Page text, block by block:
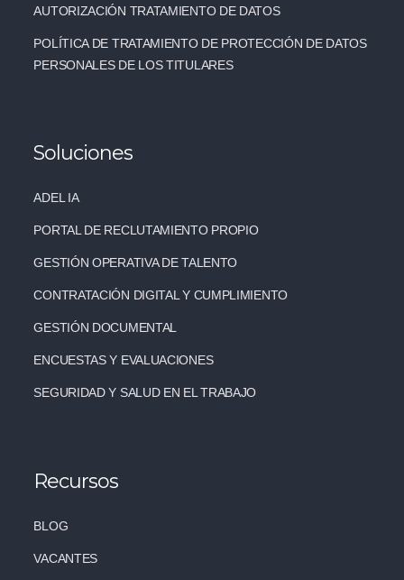
AUTORIZACIÓN TRATAMIENTO DE DATOS
POLÍTICA DE TRATAMIENTO DE PROTECCIÓN DE DATOS
PERSONALES DE LOS TITULARES
Soluciones
ADEL IA
PORTAL DE RECLUTAMIENTO PROPIO
GESTIÓN OPERATIVA DE TALENTO
CONTRATACIÓN DIGITAL Y CUMPLIMIENTO
GESTIÓN DOCUMENTAL
ENCUESTAS Y EVALUACIONES
SEGURIDAD Y SALUD EN EL TRABAJO
Recursos
BLOG
VACANTES